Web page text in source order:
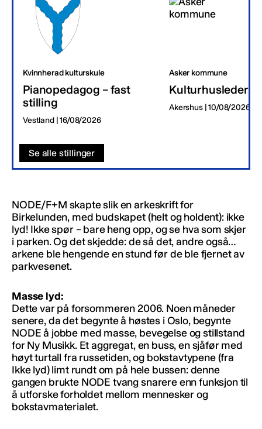
Kvinnherad kulturskule
Pianopedagog – fast
stilling
Vestland | 16/08/2026
Asker kommune
Kulturhusleder
Akershus | 10/08/2026
Se alle stillinger
NODE/F+M skapte slik en arkeskrift for
Birkelunden, med budskapet (helt og holdent): ikke
lyd! Ikke spør – bare heng opp, og se hva som skjer
i parken. Og det skjedde: de så det, andre også…
arkene ble hengende en stund før de ble fjernet av
parkvesenet.
Masse lyd:
Dette var på forsommeren 2006. Noen måneder
senere, da det begynte å høstes i Oslo, begynte
NODE å jobbe med masse, bevegelse og stillstand
for Ny Musikk. Et aggregat, en buss, en sjåfør med
høyt turtall fra russetiden, og bokstavtypene (fra
Ikke lyd) limt rundt om på hele bussen: denne
gangen brukte NODE tvang snarere enn funksjon til
å utforske forholdet mellom mennesker og
bokstavmaterialet.